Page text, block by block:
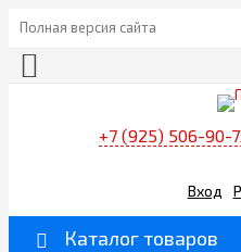
Полная версия сайта
+7 (925) 506-90-
Вход
Каталог товаров